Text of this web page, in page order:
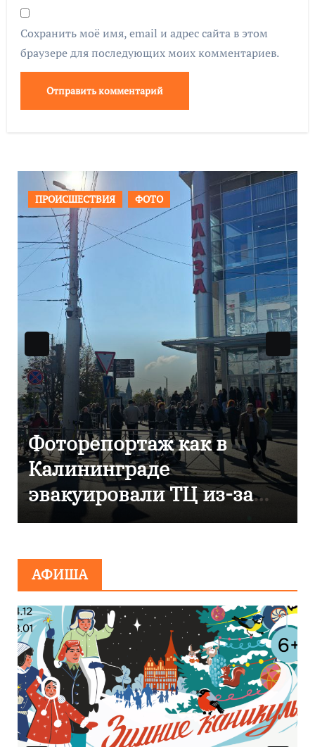
Сохранить моё имя, email и адрес сайта в этом
браузере для последующих моих комментариев.
ОБЩЕСТВО ФОТО
В Калининграде
отметили 80-летие
компании «Россети
Янтарь»
АФИША